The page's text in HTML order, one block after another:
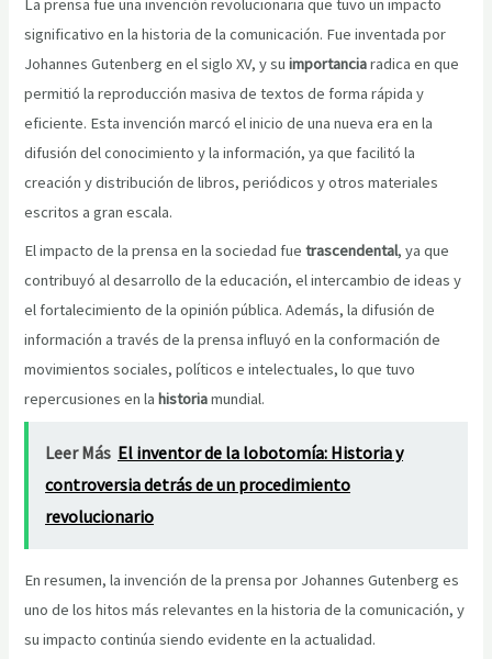
La prensa fue una invención revolucionaria que tuvo un impacto
significativo en la historia de la comunicación. Fue inventada por
Johannes Gutenberg en el siglo XV, y suimportanciaradica en que
permitió la reproducción masiva de textos de forma rápida y
eficiente. Esta invención marcó el inicio de una nueva era en la
difusión del conocimiento y la información, ya que facilitó la
creación y distribución de libros, periódicos y otros materiales
escritos a gran escala.
El impacto de la prensa en la sociedad fuetrascendental, ya que
contribuyó al desarrollo de la educación, el intercambio de ideas y
el fortalecimiento de la opinión pública. Además, la difusión de
información a través de la prensa influyó en la conformación de
movimientos sociales, políticos e intelectuales, lo que tuvo
repercusiones en lahistoriamundial.
Leer Más El inventor de la lobotomía: Historia y
controversia detrás de un procedimiento
revolucionario
En resumen, la invención de la prensa por Johannes Gutenberg es
uno de los hitos más relevantes en la historia de la comunicación, y
su impacto continúa siendo evidente en la actualidad.